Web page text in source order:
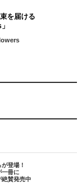
を届ける
登場！
一冊に
賛発売中